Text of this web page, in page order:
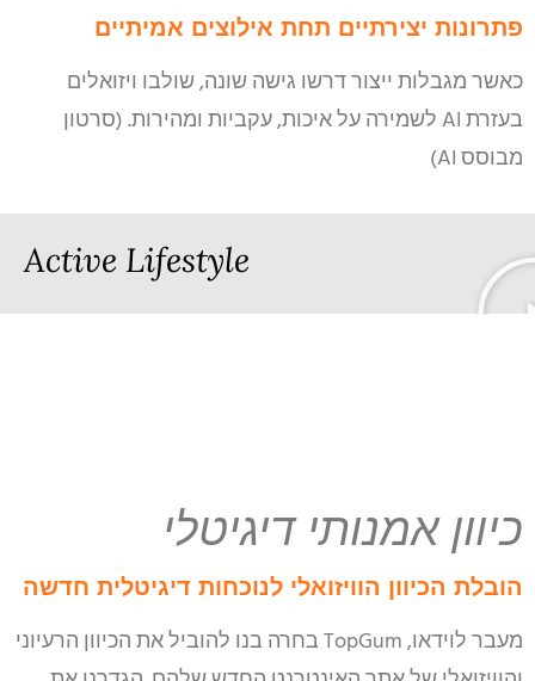
פתרונות יצירתיים תחת אילוצים אמיתיים
כאשר מגבלות ייצור דרשו גישה שונה, שולבו ויזואלים
בעזרת AI לשמירה על איכות, עקביות ומהירות. (סרטון
מבוסס AI)
Active Lifestyle
כיוון אמנותי דיגיטלי
הובלת הכיוון הוויזואלי לנוכחות דיגיטלית חדשה
מעבר לוידאו, TopGum בחרה בנו להוביל את הכיוון הרעיוני